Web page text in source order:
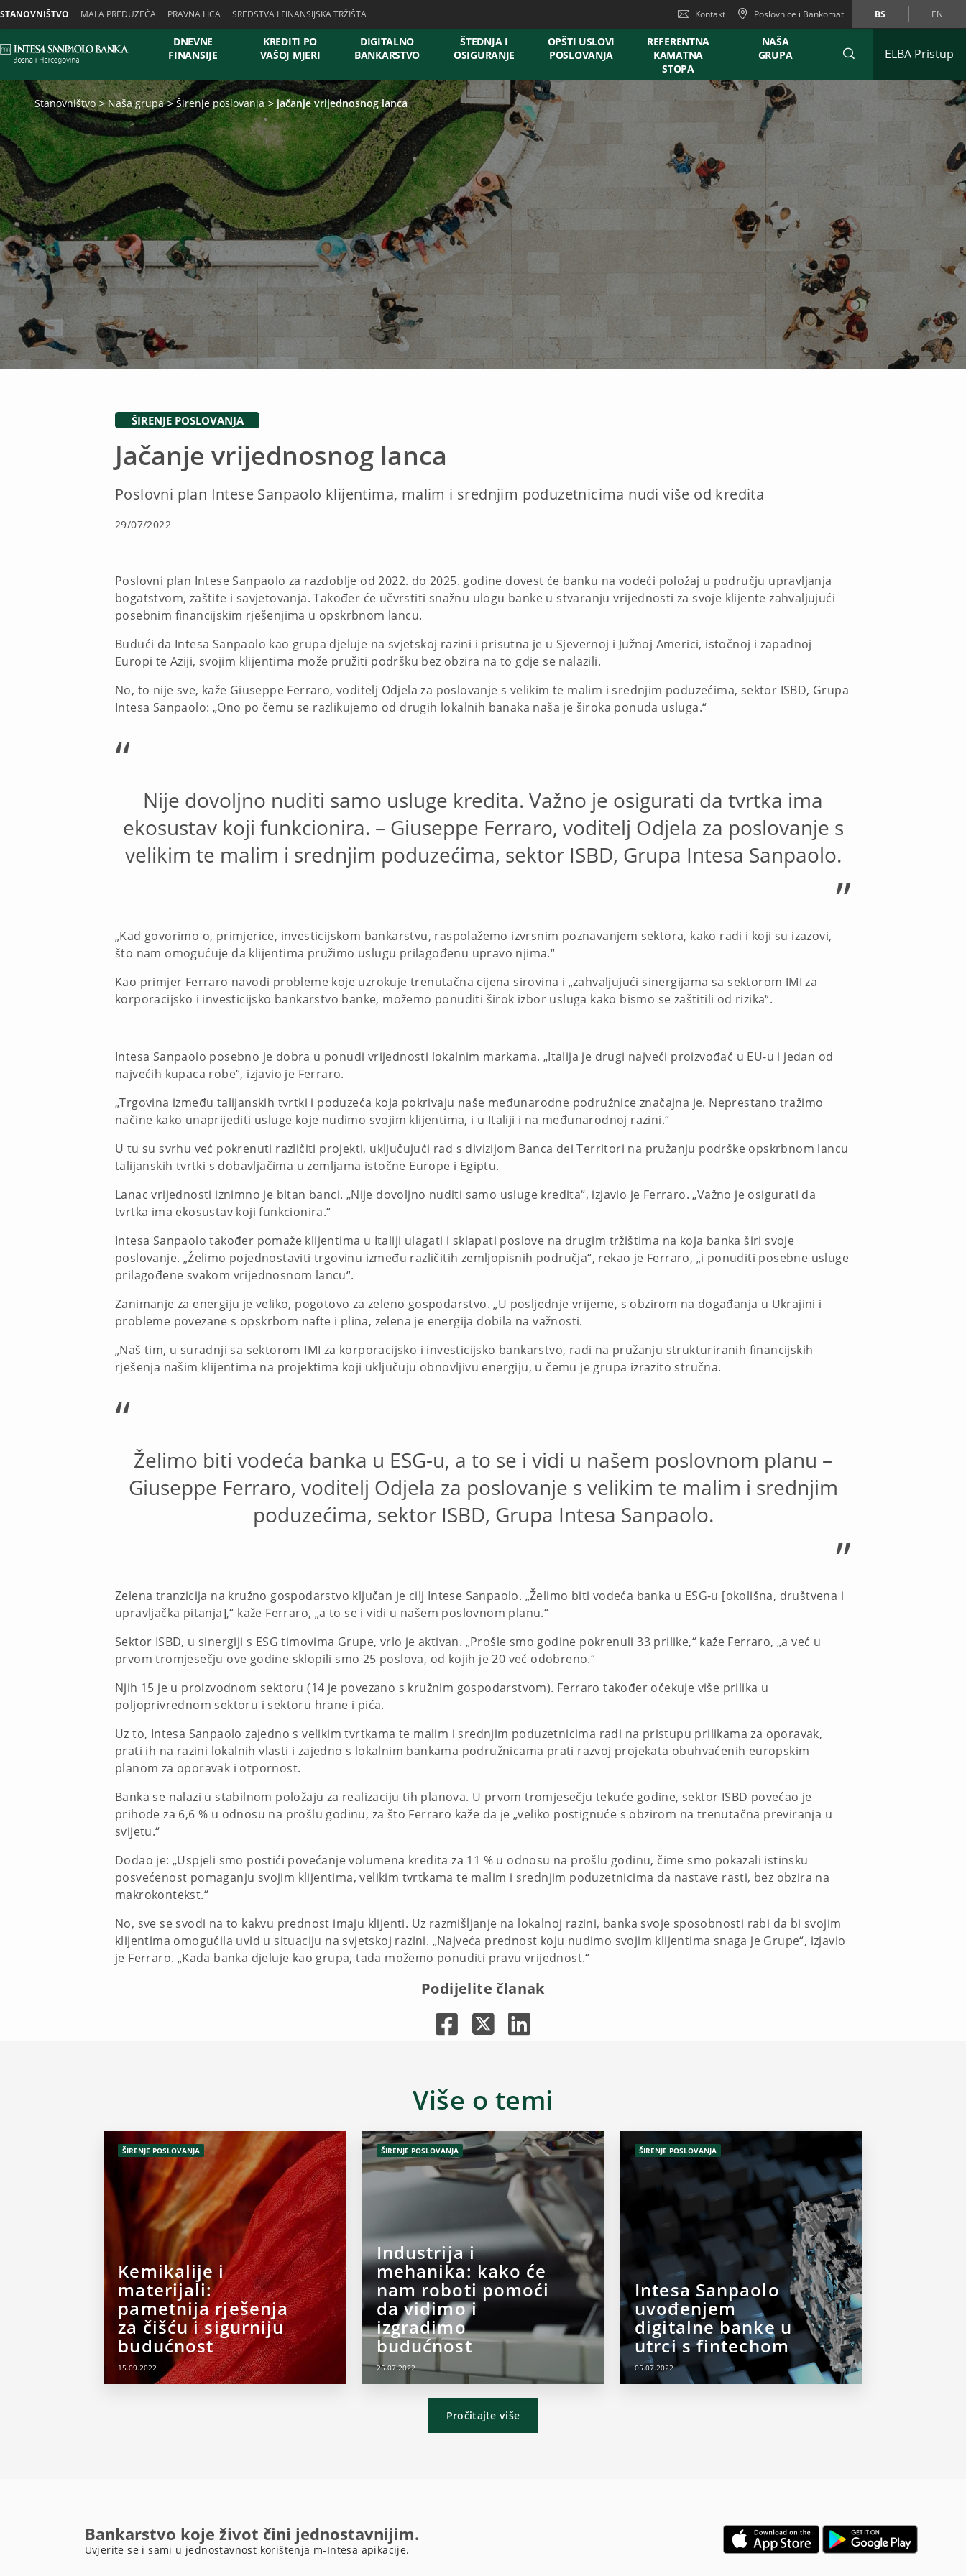
STANOVNIŠTVO MALA PREDUZEĆA PRAVNA LICA SREDSTVA I FINANSIJSKA TRŽIŠTA Kontakt Poslovnice i Bankomati BS EN
DNEVNE
FINANSIJE
KREDITI PO
VAŠOJ MJERI
DIGITALNO
BANKARSTVO
ŠTEDNJA I
OSIGURANJE
OPŠTI USLOVI
POSLOVANJA
REFERENTNA
KAMATNA
STOPA
NAŠA
GRUPA
ELBA Pristup
Stanovništvo Naša grupa Širenje poslovanja jačanje vrijednosnog lanca
ŠIRENJE POSLOVANJA
Jačanje vrijednosnog lanca
Poslovni plan Intese Sanpaolo klijentima, malim i srednjim poduzetnicima nudi više od kredita
29/07/2022
Poslovni plan Intese Sanpaolo za razdoblje od 2022. do 2025. godine dovest će banku na vodeći položaj u području upravljanja
bogatstvom, zaštite i savjetovanja. Također će učvrstiti snažnu ulogu banke u stvaranju vrijednosti za svoje klijente zahvaljujući
posebnim financijskim rješenjima u opskrbnom lancu.
Budući da Intesa Sanpaolo kao grupa djeluje na svjetskoj razini i prisutna je u Sjevernoj i Južnoj Americi, istočnoj i zapadnoj
Europi te Aziji, svojim klijentima može pružiti podršku bez obzira na to gdje se nalazili.
No, to nije sve, kaže Giuseppe Ferraro, voditelj Odjela za poslovanje s velikim te malim i srednjim poduzećima, sektor ISBD, Grupa
Intesa Sanpaolo: „Ono po čemu se razlikujemo od drugih lokalnih banaka naša je široka ponuda usluga.“
“
Nije dovoljno nuditi samo usluge kredita. Važno je osigurati da tvrtka ima
ekosustav koji funkcionira. – Giuseppe Ferraro, voditelj Odjela za poslovanje s
velikim te malim i srednjim poduzećima, sektor ISBD, Grupa Intesa Sanpaolo.
”
„Kad govorimo o, primjerice, investicijskom bankarstvu, raspolažemo izvrsnim poznavanjem sektora, kako radi i koji su izazovi,
što nam omogućuje da klijentima pružimo uslugu prilagođenu upravo njima.“
Kao primjer Ferraro navodi probleme koje uzrokuje trenutačna cijena sirovina i „zahvaljujući sinergijama sa sektorom IMI za
korporacijsko i investicijsko bankarstvo banke, možemo ponuditi širok izbor usluga kako bismo se zaštitili od rizika“.
Intesa Sanpaolo posebno je dobra u ponudi vrijednosti lokalnim markama. „Italija je drugi najveći proizvođač u EU-u i jedan od
najvećih kupaca robe“, izjavio je Ferraro.
„Trgovina između talijanskih tvrtki i poduzeća koja pokrivaju naše međunarodne podružnice značajna je. Neprestano tražimo
načine kako unaprijediti usluge koje nudimo svojim klijentima, i u Italiji i na međunarodnoj razini.“
U tu su svrhu već pokrenuti različiti projekti, uključujući rad s divizijom Banca dei Territori na pružanju podrške opskrbnom lancu
talijanskih tvrtki s dobavljačima u zemljama istočne Europe i Egiptu.
Lanac vrijednosti iznimno je bitan banci. „Nije dovoljno nuditi samo usluge kredita“, izjavio je Ferraro. „Važno je osigurati da
tvrtka ima ekosustav koji funkcionira.“
Intesa Sanpaolo također pomaže klijentima u Italiji ulagati i sklapati poslove na drugim tržištima na koja banka širi svoje
poslovanje. „Želimo pojednostaviti trgovinu između različitih zemljopisnih područja“, rekao je Ferraro, „i ponuditi posebne usluge
prilagođene svakom vrijednosnom lancu“.
Zanimanje za energiju je veliko, pogotovo za zeleno gospodarstvo. „U posljednje vrijeme, s obzirom na događanja u Ukrajini i
probleme povezane s opskrbom nafte i plina, zelena je energija dobila na važnosti.
„Naš tim, u suradnji sa sektorom IMI za korporacijsko i investicijsko bankarstvo, radi na pružanju strukturiranih financijskih
rješenja našim klijentima na projektima koji uključuju obnovljivu energiju, u čemu je grupa izrazito stručna.
“
Želimo biti vodeća banka u ESG-u, a to se i vidi u našem poslovnom planu –
Giuseppe Ferraro, voditelj Odjela za poslovanje s velikim te malim i srednjim
poduzećima, sektor ISBD, Grupa Intesa Sanpaolo.
”
Zelena tranzicija na kružno gospodarstvo ključan je cilj Intese Sanpaolo. „Želimo biti vodeća banka u ESG-u [okolišna, društvena i
upravljačka pitanja],“ kaže Ferraro, „a to se i vidi u našem poslovnom planu.“
Sektor ISBD, u sinergiji s ESG timovima Grupe, vrlo je aktivan. „Prošle smo godine pokrenuli 33 prilike,“ kaže Ferraro, „a već u
prvom tromjesečju ove godine sklopili smo 25 poslova, od kojih je 20 već odobreno.“
Njih 15 je u proizvodnom sektoru (14 je povezano s kružnim gospodarstvom). Ferraro također očekuje više prilika u
poljoprivrednom sektoru i sektoru hrane i pića.
Uz to, Intesa Sanpaolo zajedno s velikim tvrtkama te malim i srednjim poduzetnicima radi na pristupu prilikama za oporavak,
prati ih na razini lokalnih vlasti i zajedno s lokalnim bankama podružnicama prati razvoj projekata obuhvaćenih europskim
planom za oporavak i otpornost.
Banka se nalazi u stabilnom položaju za realizaciju tih planova. U prvom tromjesečju tekuće godine, sektor ISBD povećao je
prihode za 6,6 % u odnosu na prošlu godinu, za što Ferraro kaže da je „veliko postignuće s obzirom na trenutačna previranja u
svijetu.“
Dodao je: „Uspjeli smo postići povećanje volumena kredita za 11 % u odnosu na prošlu godinu, čime smo pokazali istinsku
posvećenost pomaganju svojim klijentima, velikim tvrtkama te malim i srednjim poduzetnicima da nastave rasti, bez obzira na
makrokontekst.“
No, sve se svodi na to kakvu prednost imaju klijenti. Uz razmišljanje na lokalnoj razini, banka svoje sposobnosti rabi da bi svojim
klijentima omogućila uvid u situaciju na svjetskoj razini. „Najveća prednost koju nudimo svojim klijentima snaga je Grupe“, izjavio
je Ferraro. „Kada banka djeluje kao grupa, tada možemo ponuditi pravu vrijednost.“
Podijelite članak
Više o temi
ŠIRENJE POSLOVANJA
Kemikalije i
materijali:
pametnija rješenja
za čišću i sigurniju
budućnost
15.09.2022
ŠIRENJE POSLOVANJA
Industrija i
mehanika: kako će
nam roboti pomoći
da vidimo i
izgradimo
budućnost
25.07.2022
ŠIRENJE POSLOVANJA
Intesa Sanpaolo
uvođenjem
digitalne banke u
utrci s fintechom
05.07.2022
Pročitajte više
Bankarstvo koje život čini jednostavnijim.
Uvjerite se i sami u jednostavnost korištenja m-Intesa apikacije.